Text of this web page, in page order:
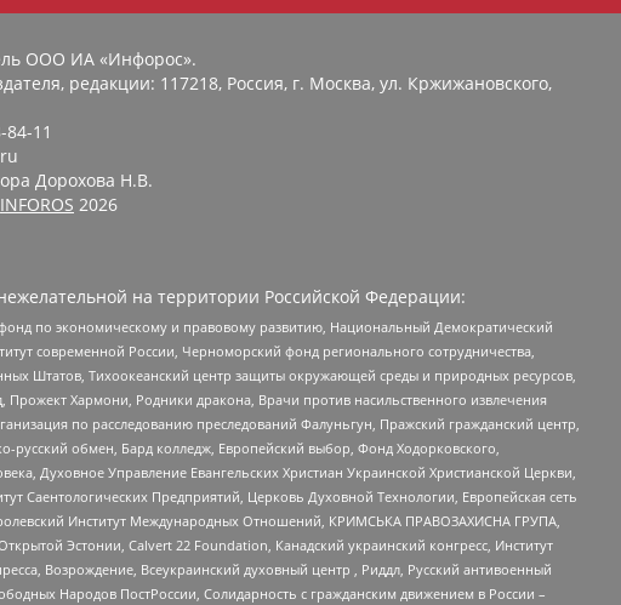
ООО ИА «Инфорос».
редакции: 117218, Россия, г. Москва, ул. Кржижановского,
11
Дорохова Н.В.
INFOROS 2026
на территории Российской Федерации:
по экономическому и правовому развитию, Национальный Демократический
современной России, Черноморский фонд регионального сотрудничества,
Штатов, Тихоокеанский центр защиты окружающей среды и природных ресурсов,
Хармони, Родники дракона, Врачи против насильственного извлечения
по расследованию преследований Фалуньгун, Пражский гражданский центр,
обмен, Бард колледж, Европейский выбор, Фонд Ходорковского,
Духовное Управление Евангельских Христиан Украинской Христианской Церкви,
Саентологических Предприятий, Церковь Духовной Технологии, Европейская сеть
Институт Международных Отношений, КРИМСЬКА ПРАВОЗАХИСНА ГРУПА,
Эстонии, Calvert 22 Foundation, Канадский украинский конгресс, Институт
Возрождение, Всеукраинский духовный центр , Риддл, Русский антивоенный
Народов ПостРоссии, Солидарность с гражданским движением в России –